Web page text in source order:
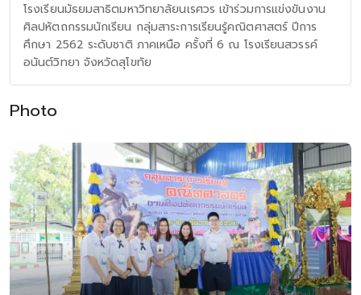
โรงเรียนมัธยมสาธิตมหาวิทยาลัยนเรศวร เข้าร่วมการแข่งขันงาน
ศิลปหัตถกรรมนักเรียน กลุ่มสาระการเรียนรู้คณิตศาสตร์ ปีการ
ศึกษา 2562 ระดับชาติ ภาคเหนือ ครั้งที่ 6 ณ โรงเรียนสวรรค์
อนันต์วิทยา จังหวัดสุโขทัย
Photo